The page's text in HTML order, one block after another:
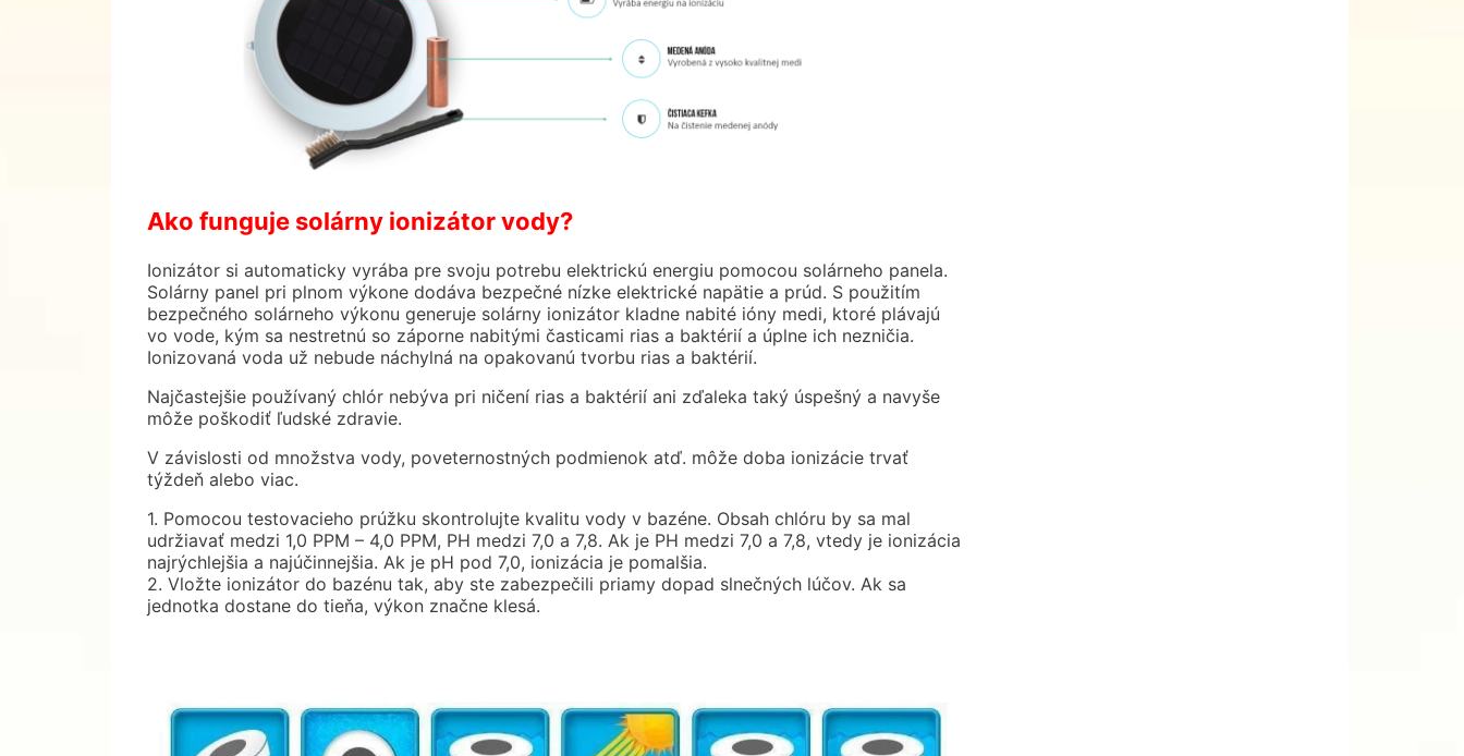
Ako funguje solárny ionizátor vody?
Ionizátor si automaticky vyrába pre svoju potrebu elektrickú energiu pomocou solárneho panela.
Solárny panel pri plnom výkone dodáva bezpečné nízke elektrické napätie a prúd. S použitím
bezpečného solárneho výkonu generuje solárny ionizátor kladne nabité ióny medi, ktoré plávajú
vo vode, kým sa nestretnú so záporne nabitými časticami rias a baktérií a úplne ich nezničia.
Ionizovaná voda už nebude náchylná na opakovanú tvorbu rias a baktérií.
Najčastejšie používaný chlór nebýva pri ničení rias a baktérií ani zďaleka taký úspešný a navyše
môže poškodiť ľudské zdravie.
V závislosti od množstva vody, poveternostných podmienok atď. môže doba ionizácie trvať
týždeň alebo viac.
1. Pomocou testovacieho prúžku skontrolujte kvalitu vody v bazéne. Obsah chlóru by sa mal
udržiavať medzi 1,0 PPM – 4,0 PPM, PH medzi 7,0 a 7,8. Ak je PH medzi 7,0 a 7,8, vtedy je ionizácia
najrýchlejšia a najúčinnejšia. Ak je pH pod 7,0, ionizácia je pomalšia.
2. Vložte ionizátor do bazénu tak, aby ste zabezpečili priamy dopad slnečných lúčov. Ak sa
jednotka dostane do tieňa, výkon značne klesá.